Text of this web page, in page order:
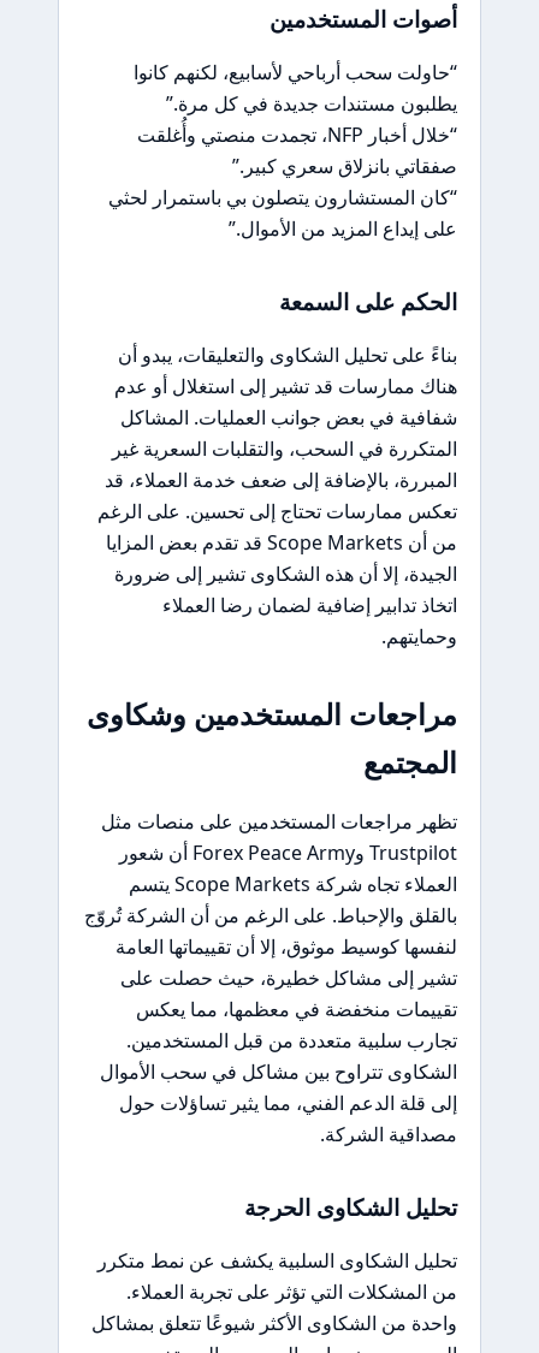
أصوات المستخدمين
“حاولت سحب أرباحي لأسابيع، لكنهم كانوا
يطلبون مستندات جديدة في كل مرة.”
“خلال أخبار NFP، تجمدت منصتي وأُغلقت
صفقاتي بانزلاق سعري كبير.”
“كان المستشارون يتصلون بي باستمرار لحثي
على إيداع المزيد من الأموال.”
الحكم على السمعة
بناءً على تحليل الشكاوى والتعليقات، يبدو أن
هناك ممارسات قد تشير إلى استغلال أو عدم
شفافية في بعض جوانب العمليات. المشاكل
المتكررة في السحب، والتقلبات السعرية غير
المبررة، بالإضافة إلى ضعف خدمة العملاء، قد
تعكس ممارسات تحتاج إلى تحسين. على الرغم
من أن Scope Markets قد تقدم بعض المزايا
الجيدة، إلا أن هذه الشكاوى تشير إلى ضرورة
اتخاذ تدابير إضافية لضمان رضا العملاء
وحمايتهم.
مراجعات المستخدمين وشكاوى
المجتمع
تظهر مراجعات المستخدمين على منصات مثل
Trustpilot وForex Peace Army أن شعور
العملاء تجاه شركة Scope Markets يتسم
بالقلق والإحباط. على الرغم من أن الشركة تُروّج
لنفسها كوسيط موثوق، إلا أن تقييماتها العامة
تشير إلى مشاكل خطيرة، حيث حصلت على
تقييمات منخفضة في معظمها، مما يعكس
تجارب سلبية متعددة من قبل المستخدمين.
الشكاوى تتراوح بين مشاكل في سحب الأموال
إلى قلة الدعم الفني، مما يثير تساؤلات حول
مصداقية الشركة.
تحليل الشكاوى الحرجة
تحليل الشكاوى السلبية يكشف عن نمط متكرر
من المشكلات التي تؤثر على تجربة العملاء.
واحدة من الشكاوى الأكثر شيوعًا تتعلق بمشاكل